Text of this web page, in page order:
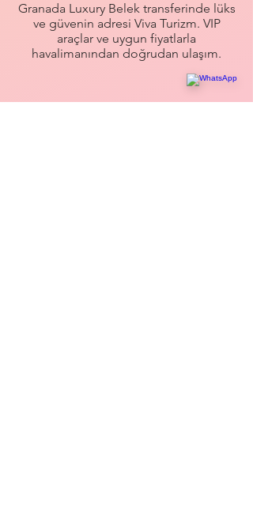
Granada Luxury Belek transferinde lüks
ve güvenin adresi Viva Turizm. VIP
araçlar ve uygun fiyatlarla
havalimanından doğrudan ulaşım.